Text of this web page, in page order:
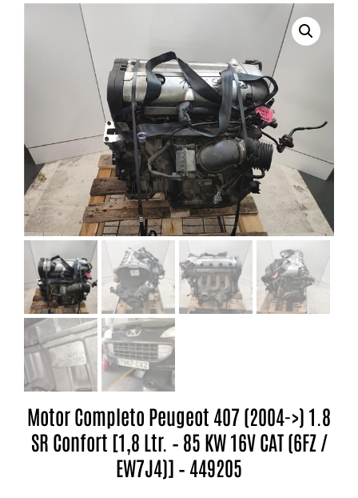
Motor Completo Peugeot 407 (2004->) 1.8
SR Confort [1,8 Ltr. – 85 KW 16V CAT (6FZ /
EW7J4)] – 449205